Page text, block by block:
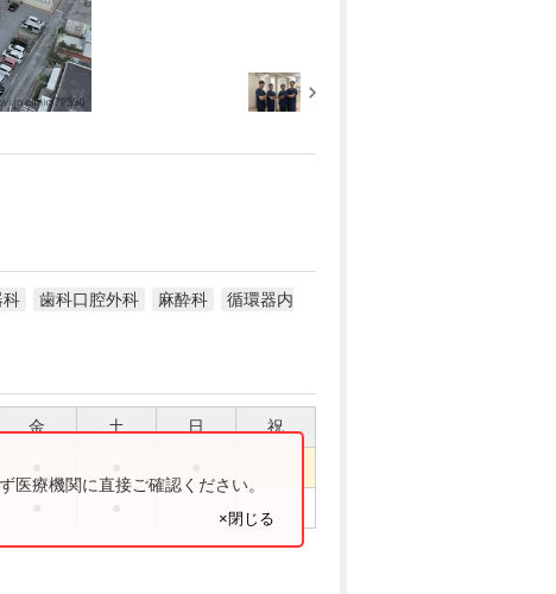
科 歯科口腔外科 麻酔科
循環器内
金 土 日 祝
医療機関に直接ご確認ください。
×閉じる